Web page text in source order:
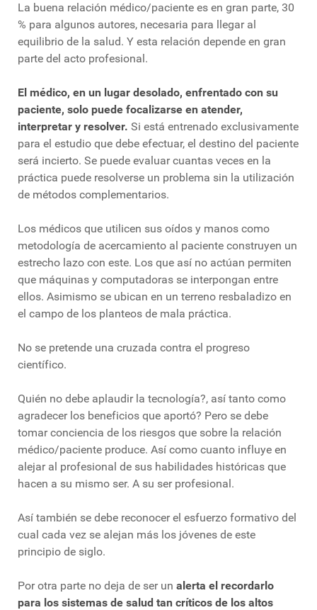
La buena relación médico/paciente es en gran parte, 30
% para algunos autores, necesaria para llegar al
equilibrio de la salud. Y esta relación depende en gran
parte del acto profesional.
El médico, en un lugar desolado, enfrentado con su
paciente, solo puede focalizarse en atender,
interpretar y resolver. Si está entrenado exclusivamente
para el estudio que debe efectuar, el destino del paciente
será incierto. Se puede evaluar cuantas veces en la
práctica puede resolverse un problema sin la utilización
de métodos complementarios.
Los médicos que utilicen sus oídos y manos como
metodología de acercamiento al paciente construyen un
estrecho lazo con este. Los que así no actúan permiten
que máquinas y computadoras se interpongan entre
ellos. Asimismo se ubican en un terreno resbaladizo en
el campo de los planteos de mala práctica.
No se pretende una cruzada contra el progreso
científico.
Quién no debe aplaudir la tecnología?, así tanto como
agradecer los beneficios que aportó? Pero se debe
tomar conciencia de los riesgos que sobre la relación
médico/paciente produce. Así como cuanto influye en
alejar al profesional de sus habilidades históricas que
hacen a su mismo ser. A su ser profesional.
Así también se debe reconocer el esfuerzo formativo del
cual cada vez se alejan más los jóvenes de este
principio de siglo.
Por otra parte no deja de ser un alerta el recordarlo
para los sistemas de salud tan críticos de los altos